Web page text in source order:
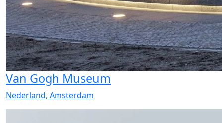
Van Gogh Museum
Nederland, Amsterdam